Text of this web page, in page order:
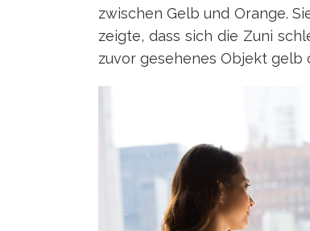
zwischen Gelb und Orange.
zeigte, dass sich die Zuni
zuvor gesehenes Objekt gelb